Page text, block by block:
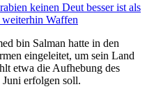
keinen Deut besser ist als
Waffen
bin Salman hatte in den
eingeleitet, um sein Land
etwa die Aufhebung des
erfolgen soll.